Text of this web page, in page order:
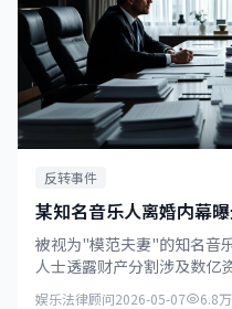
反转事件
某知名音乐人离婚内幕
被视为"模范夫妻"的知名音
人士透露财产分割涉及数亿
娱乐法律顾问2026-05-07 6.8万